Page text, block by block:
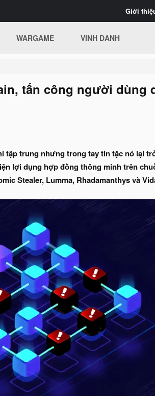
Giới
WARGAME VINH DANH
tấn công người dùng
trung nhưng trong tay tin tặc nó lại
lợi dụng hợp đồng thông minh trên
Stealer, Lumma, Rhadamanthys và